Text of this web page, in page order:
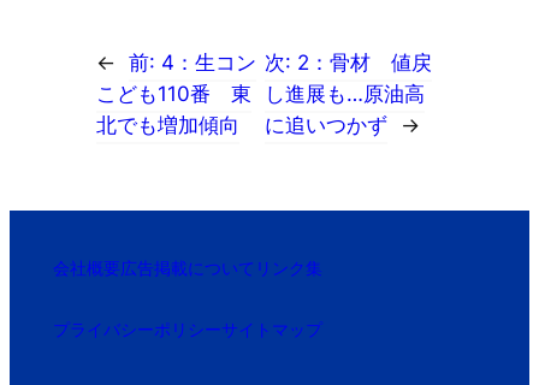
← 前: 4：生コン
こども110番 東
北でも増加傾向
次: 2：骨材 値戻
し進展も…原油高
に追いつかず
→
会社概要広告掲載について リンク集
プライバシーポリシーサイトマップ